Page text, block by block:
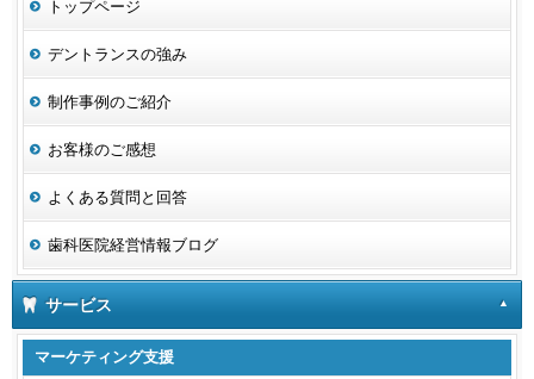
トップページ
デントランスの強み
制作事例のご紹介
お客様のご感想
よくある質問と回答
歯科医院経営情報ブログ
サービス
マーケティング支援